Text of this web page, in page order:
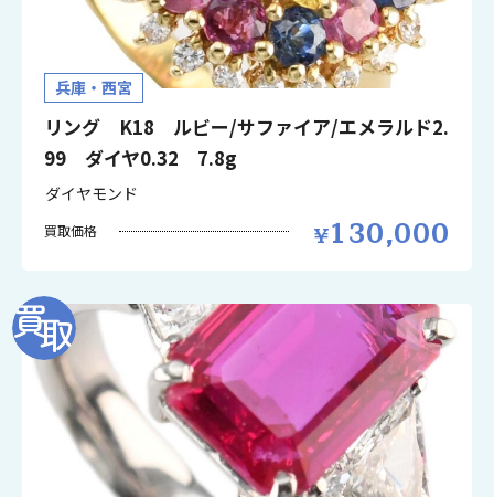
兵庫・西宮
リング K18 ルビー/サファイア/エメラルド2.
99 ダイヤ0.32 7.8g
ダイヤモンド
買取価格 130,000